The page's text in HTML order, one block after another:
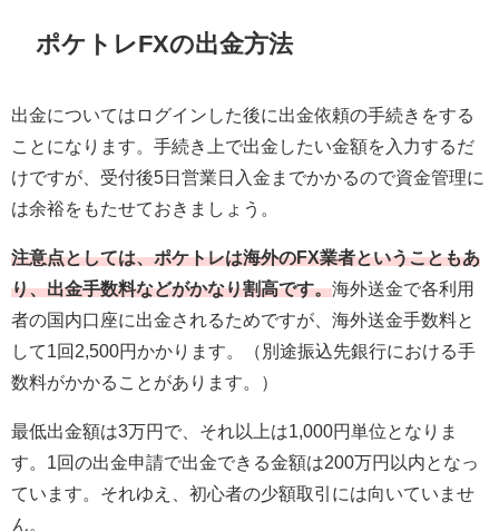
ポケトレFXの出金方法
出金についてはログインした後に出金依頼の手続きをする
ことになります。手続き上で出金したい金額を入力するだ
けですが、受付後5日営業日入金までかかるので資金管理に
は余裕をもたせておきましょう。
注意点としては、ポケトレは海外のFX業者ということもあ
り、出金手数料などがかなり割高です。海外送金で各利用
者の国内口座に出金されるためですが、海外送金手数料と
して1回2,500円かかります。（別途振込先銀行における手
数料がかかることがあります。）
最低出金額は3万円で、それ以上は1,000円単位となりま
す。1回の出金申請で出金できる金額は200万円以内となっ
ています。それゆえ、初心者の少額取引には向いていませ
ん。